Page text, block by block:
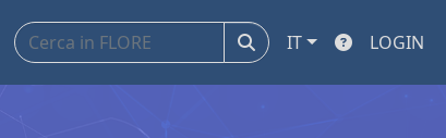
IT LOGIN